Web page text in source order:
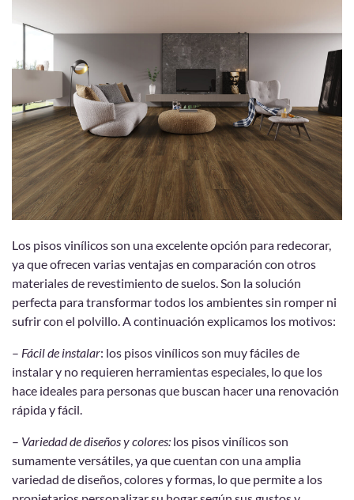
Los pisos vinílicos son una excelente opción para redecorar,
ya que ofrecen varias ventajas en comparación con otros
materiales de revestimiento de suelos. Son la solución
perfecta para transformar todos los ambientes sin romper ni
sufrir con el polvillo. A continuación explicamos los motivos:
– Fácil de instalar: los pisos vinílicos son muy fáciles de
instalar y no requieren herramientas especiales, lo que los
hace ideales para personas que buscan hacer una renovación
rápida y fácil.
– Variedad de diseños y colores: los pisos vinílicos son
sumamente versátiles, ya que cuentan con una amplia
variedad de diseños, colores y formas, lo que permite a los